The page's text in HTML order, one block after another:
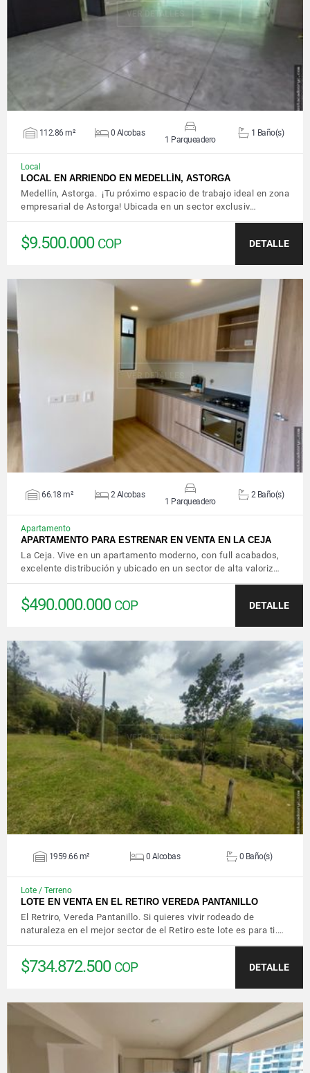
VER DETALLES
112.86 m² 0 Alcobas
1 Parqueadero
1 Baño(s)
Local
LOCAL EN ARRIENDO EN MEDELLÍN, ASTORGA
Medellín, Astorga. ¡Tu próximo espacio de trabajo ideal en zona
empresarial de Astorga! Ubicada en un sector exclusiv…
$9.500.000 COP DETALLE
VER DETALLES
66.18 m² 2 Alcobas
1 Parqueadero
2 Baño(s)
Apartamento
APARTAMENTO PARA ESTRENAR EN VENTA EN LA CEJA
La Ceja. Vive en un apartamento moderno, con full acabados,
excelente distribución y ubicado en un sector de alta valoriz…
$490.000.000 COP DETALLE
VER DETALLES
1959.66 m² 0 Alcobas 0 Baño(s)
Lote / Terreno
LOTE EN VENTA EN EL RETIRO VEREDA PANTANILLO
El Retriro, Vereda Pantanillo. Si quieres vivir rodeado de
naturaleza en el mejor sector de el Retiro este lote es para ti.…
$734.872.500 COP DETALLE